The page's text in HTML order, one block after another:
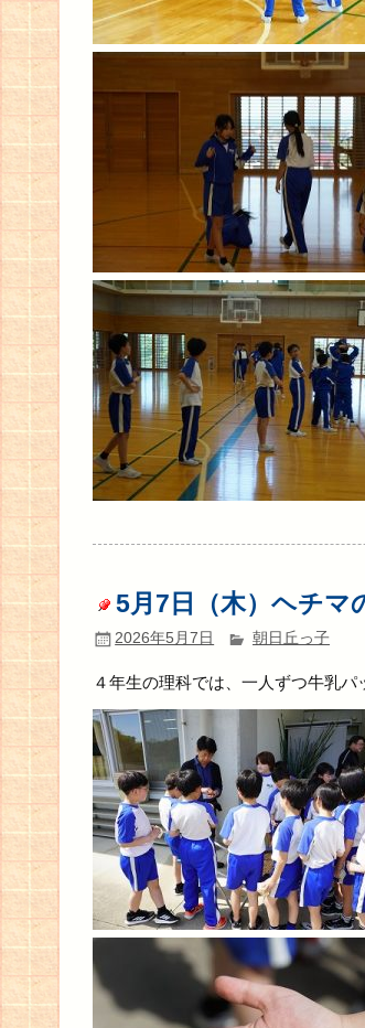
5月7日（木）ヘチマ
2026年5月7日 朝日丘っ子
４年生の理科では、一人ずつ牛乳